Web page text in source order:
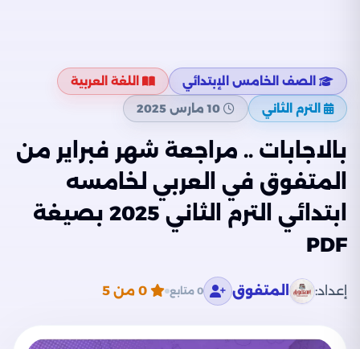
الصف الخامس الإبتدائي
اللغة العربية
الترم الثاني
10 مارس 2025
بالاجابات .. مراجعة شهر فبراير من
المتفوق في العربي لخامسه
ابتدائي الترم الثاني 2025 بصيغة
PDF
إعداد: المتفوق 0 متابع 0 من 5